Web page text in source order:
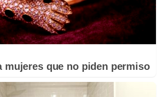
mujeres que no piden permiso